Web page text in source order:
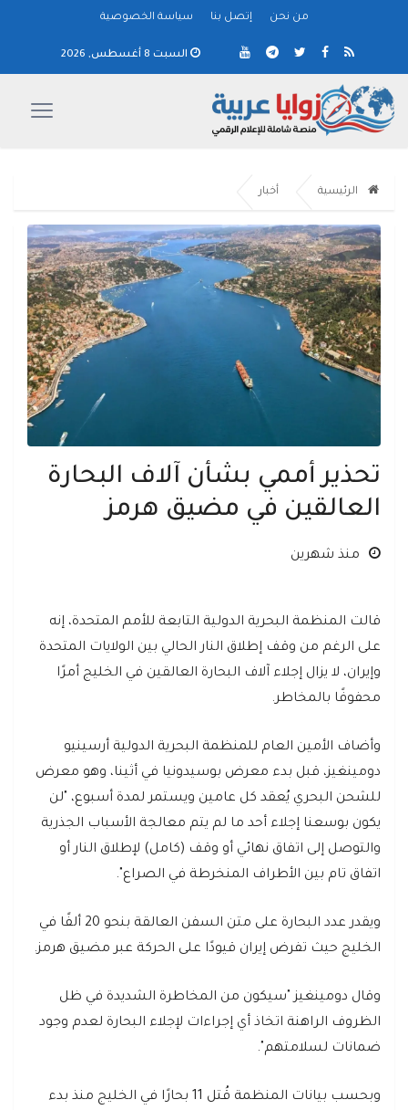
من نحن إتصل بنا سياسة الخصوصية
السبت 8 أغسطس, 2026
الرئيسية أخبار
تحذير أممي بشأن آلاف البحارة
العالقين في مضيق هرمز
منذ شهرين
قالت المنظمة البحرية الدولية التابعة للأمم المتحدة، إنه
على الرغم من وقف إطلاق النار الحالي بين الولايات المتحدة
وإيران، لا يزال إجلاء آلاف البحارة العالقين في الخليج أمرًا
محفوفًا بالمخاطر.
وأضاف الأمين العام للمنظمة البحرية الدولية أرسينيو
دومينغيز، قبل بدء معرض بوسيدونيا في أثينا، وهو معرض
للشحن البحري يُعقد كل عامين ويستمر لمدة أسبوع، "لن
يكون بوسعنا إجلاء أحد ما لم يتم معالجة الأسباب الجذرية
والتوصل إلى اتفاق نهائي أو وقف (كامل) لإطلاق النار أو
اتفاق تام بين الأطراف المنخرطة في الصراع".
ويقدر عدد البحارة على متن السفن العالقة بنحو 20 ألفًا في
الخليج حيث تفرض إيران قيودًا على الحركة عبر مضيق هرمز.
وقال دومينغيز "سيكون من المخاطرة الشديدة في ظل
الظروف الراهنة اتخاذ أي إجراءات لإجلاء البحارة لعدم وجود
ضمانات لسلامتهم".
وبحسب بيانات المنظمة قُتل 11 بحارًا في الخليج منذ بدء